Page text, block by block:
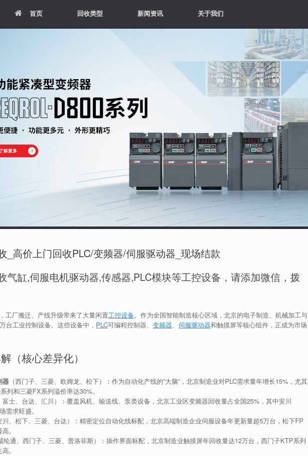
首页 回收类型 新闻资讯 关于我们
_高价上门回收PLC/变频器/伺服驱动器_现场结款
气缸,伺服电机驱动器,传感器,PLC模块等工控设备，请添加微信，拨
工厂搬迁、产线升级带来了大量闲置工控设备。作为全国智能制造核心区域，北京的电子制造、机械加工与
台工业控制设备。这些设备中， PLC可编程控制器、 变频器 伺服驱动器和触摸屏等核心组件，正成为市场
（核心差异化）
器（西门子、三菱、欧姆龙、松下）：作为自动化产线的”大脑”，北京制造业对PLC需求量年增长15%，尤其
列和三菱FX系列溢价率达30%。
富士、台达、汇川）：覆盖风机、输送线、泵类设备，北京工业区变频器回收量占全国25%，其中安川
需求旺盛。
川、松下、三菱、台达）：精密定位自动化线标配，北京高端制造企业伺服设备年更新量超5万台，松下FP
。
纶通、西门子、三菱、普洛菲斯）：操作界面标配，北京制造业触摸屏年回收量达12万台，西门子KTP系列
。